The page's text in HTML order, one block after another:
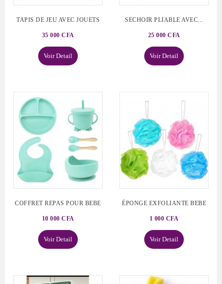
TAPIS DE JEU AVEC JOUETS
35 000 CFA
Voir Detail
SECHOIR PLIABLE AVEC...
25 000 CFA
Voir Detail
COFFRET REPAS POUR BEBE
10 000 CFA
Voir Detail
ÉPONGE EXFOLIANTE BEBE
1 000 CFA
Voir Detail